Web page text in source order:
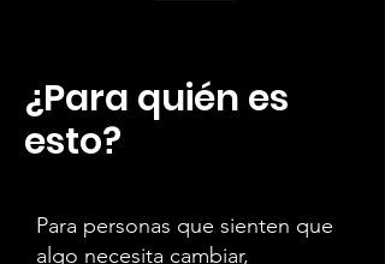
¿Para quién es
esto?
Para personas que sienten que
algo necesita cambiar,